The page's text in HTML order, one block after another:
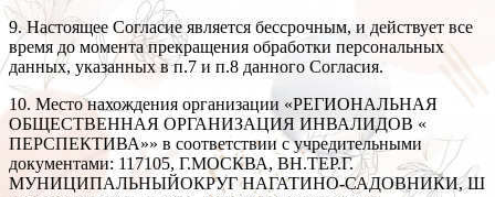
9. Настоящее Согласие является бессрочным, и действует все
время до момента прекращения обработки персональных
данных, указанных в п.7 и п.8 данного Согласия.
10. Место нахождения организации «РЕГИОНАЛЬНАЯ
ОБЩЕСТВЕННАЯ ОРГАНИЗАЦИЯ ИНВАЛИДОВ «
ПЕРСПЕКТИВА»» в соответствии с учредительными
документами: 117105, Г.МОСКВА, ВН.ТЕР.Г.
МУНИЦИПАЛЬНЫЙОКРУГ НАГАТИНО-САДОВНИКИ, Ш